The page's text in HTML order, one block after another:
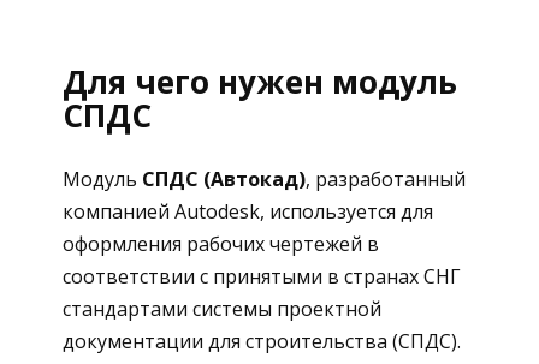
Для чего нужен модуль
СПДС
Модуль СПДС (Автокад), разработанный
компанией Autodesk, используется для
оформления рабочих чертежей в
соответствии с принятыми в странах СНГ
стандартами системы проектной
документации для строительства (СПДС).